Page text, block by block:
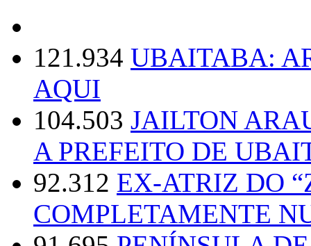
121.934 UBAITABA:
AQUI
104.503 JAILTON
A PREFEITO DE
92.312 EX-ATRIZ DO
COMPLETAMENTE